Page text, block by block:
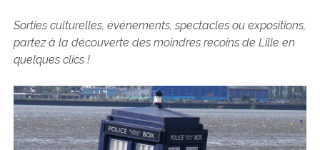
EXPOSITIONS
CINÉMA
INTERNATIONAL
MÉDIAS
SANTÉ
instagram
emailemail-
Sorties culturelles, événements, spectacles ou expositions,
partez à la découverte des moindres recoins de Lille en
quelques clics !